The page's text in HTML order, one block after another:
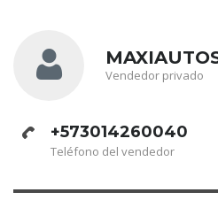
Vendedor privado
+573014260040
Teléfono del vendedor